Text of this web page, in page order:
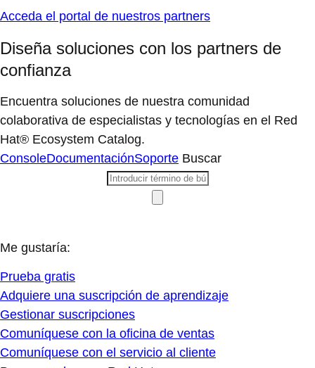
Acceda el portal de nuestros partners
Diseña soluciones con los partners de
confianza
Encuentra soluciones de nuestra comunidad
colaborativa de especialistas y tecnologías en el Red
Hat® Ecosystem Catalog.
ConsoleDocumentaciónSoporte Buscar
Me gustaría:
Prueba gratis
Adquiere una suscripción de aprendizaje
Gestionar suscripciones
Comuníquese con la oficina de ventas
Comuníquese con el servicio al cliente